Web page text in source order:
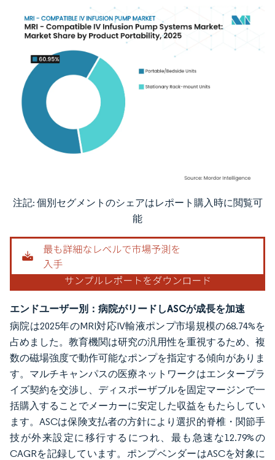
画像 © Mordor Intelligence。再利用にはCC BY 4.0の表示が必要です。
注記: 個別セグメントのシェアはレポート購入時に閲覧可
能
エンドユーザー別：病院がリードしASCが成長を加速
病院は2025年のMRI対応IV輸液ポンプ市場規模の68.74%を
占めました。教育機関は研究の汎用性を重視するため、複
数の磁場強度で動作可能なポンプを指定する傾向がありま
す。マルチキャンパスの医療ネットワークはエンタープラ
イズ契約を交渉し、ディスポーザブルを固定マージンで一
括購入することでメーカーに安定した収益をもたらしてい
ます。ASCは保険支払者の方針により選択的脊椎・関節手
技が外来設定に移行するにつれ、最も急速な12.79%の
CAGRを記録しています。ポンプベンダーはASCを対象に